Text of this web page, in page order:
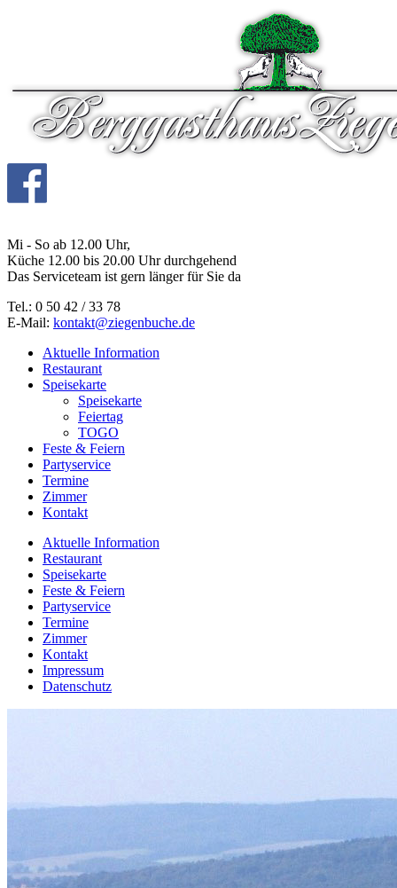
Mi - So ab 12.00 Uhr,
Küche 12.00 bis 20.00 Uhr durchgehend
Das Serviceteam ist gern länger für Sie da
Tel.: 0 50 42 / 33 78
E-Mail: kontakt@ziegenbuche.de
Aktuelle Information
Restaurant
Speisekarte
Speisekarte
Feiertag
TOGO
Feste & Feiern
Partyservice
Termine
Zimmer
Kontakt
Aktuelle Information
Restaurant
Speisekarte
Feste & Feiern
Partyservice
Termine
Zimmer
Kontakt
Impressum
Datenschutz